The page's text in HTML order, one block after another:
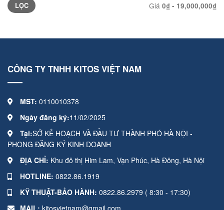
Giá 0₫ - 19,000,000₫
CÔNG TY TNHH KITOS VIỆT NAM
MST: 0110010378
Ngày đăng ký:11/02/2025
Tại:SỞ KẺ HOẠCH VÀ ĐẦU TƯ THÀNH PHÓ HÀ NỘI -
PHÒNG ĐĂNG KÝ KINH DOANH
ĐỊA CHỈ: Khu đô thị Him Lam, Vạn Phúc, Hà Đông, Hà Nội
HOTLINE: 0822.86.1919
KỸ THUẬT-BẢO HÀNH: 0822.86.2979 ( 8:30 - 17:30)
MAIL: kitosvietnam@gmail.com